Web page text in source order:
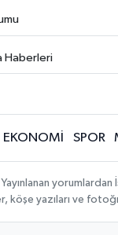
Haberleri
EKONOMİ SPOR
köşe yazıları ve